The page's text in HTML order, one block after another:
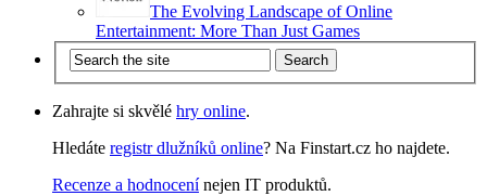
The Evolving Landscape of Online
Entertainment: More Than Just Games
Zahrajte si skvělé hry online.
Hledáte registr dlužníků online? Na Finstart.cz ho najdete.
Recenze a hodnocenínejen IT produktů.